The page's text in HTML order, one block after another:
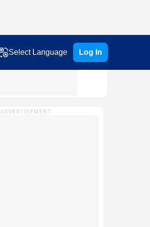
Select Language Log In
ADVERTISEMENT